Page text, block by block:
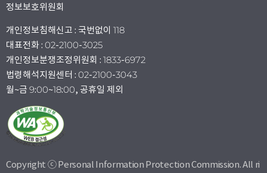
정보보호위원회
개인정보침해신고 : 국번없이 118
대표전화 : 02-2100-3025
개인정보분쟁조정위원회 : 1833-6972
법령해석지원센터 : 02-2100-3043
월~금 9:00~18:00, 공휴일 제외
Copyright ⓒ Personal Information Protection Commission. All ri